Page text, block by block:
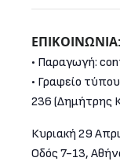
EΠΙΚΟΙΝΩΝΙA:
• Παραγωγή:
• Γραφείο
236 (Δημήτρης
Κυριακή 29
Οδός 7-13,